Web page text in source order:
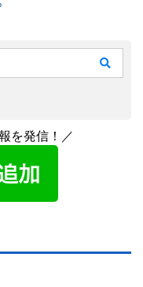
を発信！／